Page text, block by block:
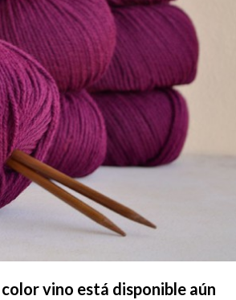
vino está disponible aún